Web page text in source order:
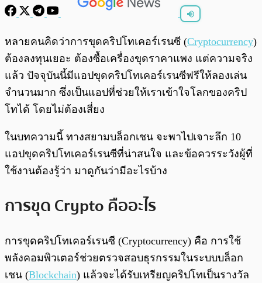
พร้อมเล่น
หลายคนคิดว่าการขุดคริปโทเคอร์เรนซี (Cryptocurrency)
ต้องลงทุนเยอะ ต้องซื้อเครื่องขุดราคาแพง แต่ความจริง
แล้ว ปัจจุบันนี้มีแอปขุดคริปโทเคอร์เรนซีฟรีให้ลองเล่น
จำนวนมาก ซึ่งเป็นแอปที่ช่วยให้เราเข้าใจโลกของคริป
โทได้ โดยไม่ต้องเสี่ยง
ในบทความนี้ ทางสยามบล็อกเชน จะพาไปเจาะลึก 10
แอปขุดคริปโทเคอร์เรนซีที่น่าสนใจ และข้อควรระวังผู้ที่
ใช้งานต้องรู้ว่า มาดูกันว่ามีอะไรบ้าง
การขุด Crypto คืออะไร
การขุดคริปโทเคอร์เรนซี (Cryptocurrency) คือ การใช้
พลังคอมพิวเตอร์ช่วยตรวจสอบธุรกรรมในระบบบล็อก
เชน (Blockchain) แล้วจะได้รับเหรียญคริปโทเป็นรางวัล